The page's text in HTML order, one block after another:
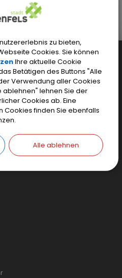
+ Wohnen
zu bieten,
Cookies. Sie können
Ihre aktuelle Cookie
Betätigen des Buttons "Alle
Verwendung aller Cookies
ablehnen" lehnen Sie der
Cookies ab. Eine
Cookies finden Sie ebenfalls
Alle ablehnen